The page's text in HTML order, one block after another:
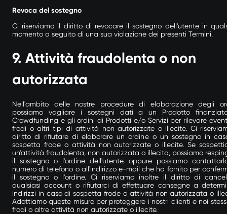
Revoca del sostegno
Ci riserviamo il diritto di revocare il sostegno dell'utente in
momento a seguito di una sua violazione dei presenti Termini.
9. Attività fraudolenta o non
autorizzata
Nell'ambito delle nostre procedure di elaborazione degli
possiamo vagliare i sostegni dati a un Prodotto
Crowdfunding e gli ordini di Prodotti e/o Servizi per rilevare
frodi o altri tipi di attività non autorizzate o illecite. Ci
diritto di rifiutare di elaborare un ordine o un sostegno in
sospetta frode o attività non autorizzate o illecite. Se
un'attività fraudolenta, non autorizzata o illecita, possiamo
il sostegno o l'ordine dell'utente, oppure possiamo
numero di telefono o all'indirizzo e-mail che ha fornito per
il sostegno o l'ordine. Ci riserviamo inoltre il diritto di
qualsiasi account o rifiutarci di effettuare consegne a
indirizzi in caso di sospetta frode o attività non autorizzata o
Adottiamo queste misure per proteggere i nostri clienti e noi
frodi o altre attività non autorizzate o illecite.